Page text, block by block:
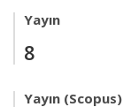
Yayın
8
Yayın (Scopus)